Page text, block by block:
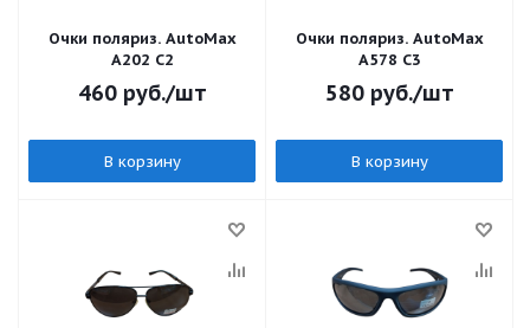
Очки поляриз. AutoMax
A202 C2
460руб./шт
В корзину
Очки поляриз. AutoMax
A578 C3
580руб./шт
В корзину